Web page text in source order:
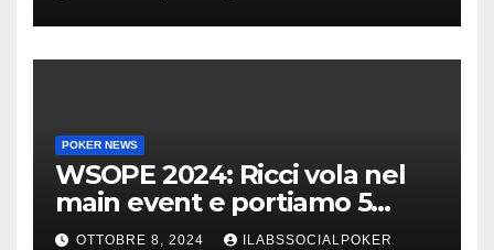
POKER NEWS
WSOPE 2024: Ricci vola nel
main event e portiamo 5
azzurri al day 4
OTTOBRE 8, 2024 ILABSSOCIALPOKER